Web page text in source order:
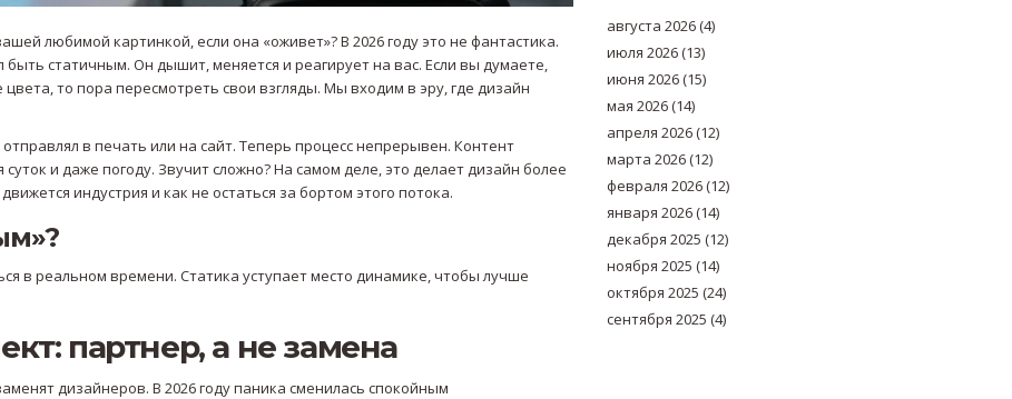
любимой картинкой, если она «оживет»? В 2026 году это не фантастика.
статичным. Он дышит, меняется и реагирует на вас. Если вы думаете,
то пора пересмотреть свои взгляды. Мы входим в эру, где дизайн
в печать или на сайт. Теперь процесс непрерывен. Контент
и даже погоду. Звучит сложно? На самом деле, это делает дизайн более
индустрия и как не остаться за бортом этого потока.
в реальном времени. Статика уступает место динамике, чтобы лучше
партнер, а не замена
дизайнеров. В 2026 году паника сменилась спокойным
августа 2026(4)
июля 2026(13)
июня 2026(15)
мая 2026(14)
апреля 2026(12)
марта 2026(12)
февраля 2026(12)
января 2026(14)
декабря 2025 (12)
ноября 2025 (14)
октября 2025 (24)
сентября 2025 (4)